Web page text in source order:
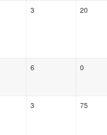
3 20
6 0
3 75